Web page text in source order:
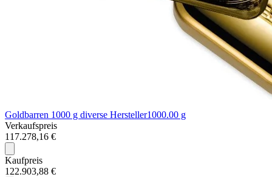
Goldbarren 1000 g diverse Hersteller1000.00 g
Verkaufspreis
117.278,16 €
Kaufpreis
122.903,88 €